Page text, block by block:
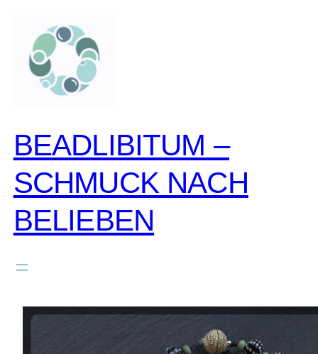
springen
BEADLIBITUM –
SCHMUCK NACH
BELIEBEN